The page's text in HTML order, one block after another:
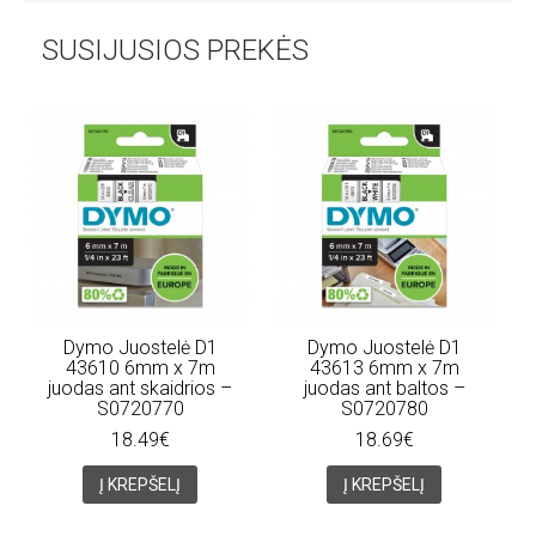
SUSIJUSIOS PREKĖS
Dymo Juostelė D1
43610 6mm x 7m
juodas ant skaidrios –
S0720770
18.49€
Į KREPŠELĮ
Dymo Juostelė D1
43613 6mm x 7m
juodas ant baltos –
S0720780
18.69€
Į KREPŠELĮ